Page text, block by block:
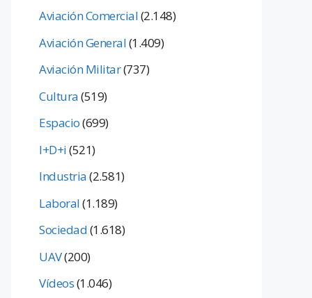
Aviación Comercial(2.148)
Aviación General(1.409)
Aviación Militar(737)
Cultura(519)
Espacio(699)
I+D+i(521)
Industria(2.581)
Laboral(1.189)
Sociedad(1.618)
UAV(200)
Vídeos(1.046)